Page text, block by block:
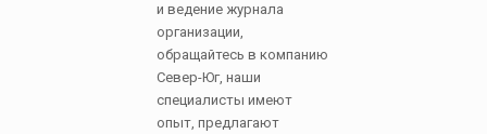
и ведение журнала
организации,
обращайтесь в компанию
Север-Юг, наши
специалисты имеют
опыт, предлагают